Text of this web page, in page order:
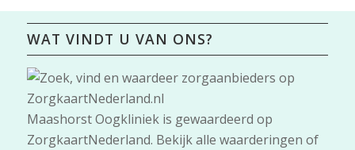
WAT VINDT U VAN ONS?
Maashorst Oogkliniekis gewaardeerd op
ZorgkaartNederland. Bekijk alle waarderingen of